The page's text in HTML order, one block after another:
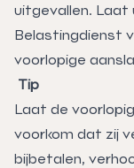
uitgevallen. Laat
Belastingdienst
voorlopige
Tip
Laat de
voorkom dat zij
bijbetalen,